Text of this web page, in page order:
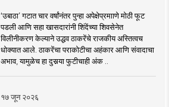
‘उबाठा’ गटात चार वर्षांनंतर पुन्हा अपेक्षेप्रमााणे मोठी फूट
पडली आणि सहा खासदारांनी शिंदेंच्या शिवसेनेत
विलीनीकरण केल्याने उद्धव ठाकरेंचे राजकीय अस्तित्वच
धोक्यात आले. ठाकरेंचा पराकोटीचा अहंकार आणि संवादाचा
अभाव, यामुळेच हा दुसर्‍या फुटीचाही अंक ..
१७ जून २०२६